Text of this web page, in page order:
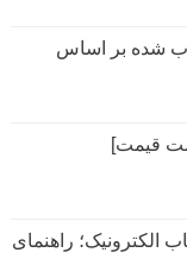
شده بر اساس
قیمت]
راهنمای